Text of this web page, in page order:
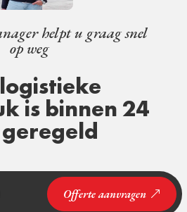
helpt u graag snel
op weg
is binnen 24
Offerte aanvragen